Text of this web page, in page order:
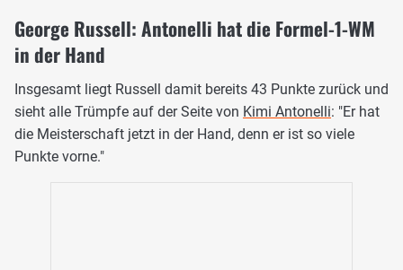
George Russell: Antonelli hat die Formel-1-WM
in der Hand
Insgesamt liegt Russell damit bereits 43 Punkte zurück und
sieht alle Trümpfe auf der Seite von Kimi Antonelli: "Er hat
die Meisterschaft jetzt in der Hand, denn er ist so viele
Punkte vorne."